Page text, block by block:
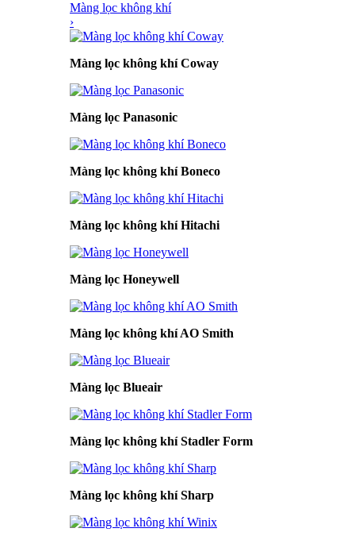
Màng lọc không khí
›
Màng lọc không khí Coway
Màng lọc Panasonic
Màng lọc không khí Boneco
Màng lọc không khí Hitachi
Màng lọc Honeywell
Màng lọc không khí AO Smith
Màng lọc Blueair
Màng lọc không khí Stadler Form
Màng lọc không khí Sharp